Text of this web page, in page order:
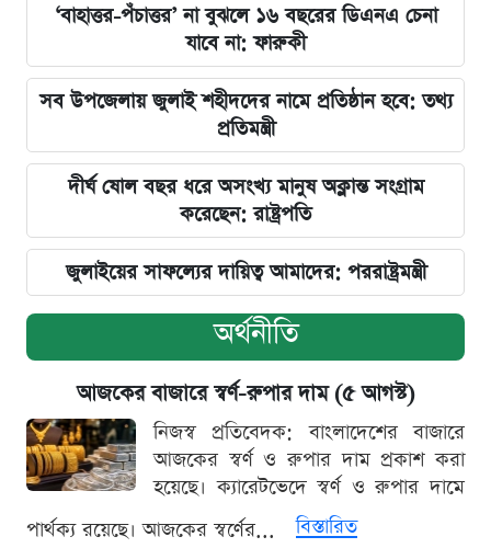
‘বাহাত্তর-পঁচাত্তর’ না বুঝলে ১৬ বছরের ডিএনএ চেনা
যাবে না: ফারুকী
সব উপজেলায় জুলাই শহীদদের নামে প্রতিষ্ঠান হবে: তথ্য
প্রতিমন্ত্রী
দীর্ঘ ষোল বছর ধরে অসংখ্য মানুষ অক্লান্ত সংগ্রাম
করেছেন: রাষ্ট্রপতি
জুলাইয়ের সাফল্যের দায়িত্ব আমাদের: পররাষ্ট্রমন্ত্রী
অর্থনীতি
আজকের বাজারে স্বর্ণ-রুপার দাম (৫ আগস্ট)
নিজস্ব প্রতিবেদক: বাংলাদেশের বাজারে
আজকের স্বর্ণ ও রুপার দাম প্রকাশ করা
হয়েছে। ক্যারেটভেদে স্বর্ণ ও রুপার দামে
পার্থক্য রয়েছে। আজকের স্বর্ণের...
বিস্তারিত